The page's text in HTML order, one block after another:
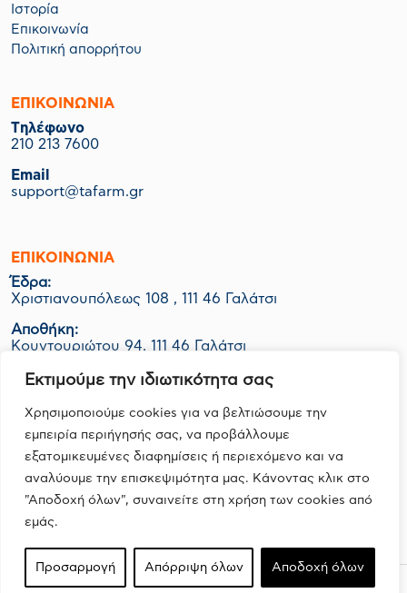
Εκτιμούμε την ιδιωτικότητα σας
Χρησιμοποιούμε cookies για να βελτιώσουμε την
εμπειρία περιήγησής σας, να προβάλλουμε
εξατομικευμένες διαφημίσεις ή περιεχόμενο και να
αναλύουμε την επισκεψιμότητα μας. Κάνοντας κλικ στο
"Αποδοχή όλων", συναινείτε στη χρήση των cookies από
εμάς.
Προσαρμογή Απόρριψη όλων Αποδοχή όλων
Ιστορία
Επικοινωνία
Πολιτική απορρήτου
ΕΠΙΚΟΙΝΩΝΙΑ
Tηλέφωνο
210 213 7600
Email
support@tafarm.gr
ΕΠΙΚΟΙΝΩΝΊΑ
Έδρα:
Χριστιανουπόλεως 108 , 111 46 Γαλάτσι
Αποθήκη:
Κουντουριώτου 94, 111 46 Γαλάτσι
Εργοστάσιο-Logistics:
ΒΙΟ.ΠΑ Κερατέας Ο.Τ. 1048 Οικ. 06Ν, 190 01 Ζαπάνι
FOLLOW US
Design, Development & Marketing byDigitalUp